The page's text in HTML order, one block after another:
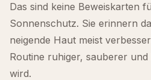
Das sind keine Beweiskarten
Sonnenschutz. Sie erinnern
neigende Haut meist
Routine ruhiger, sauberer
wird.